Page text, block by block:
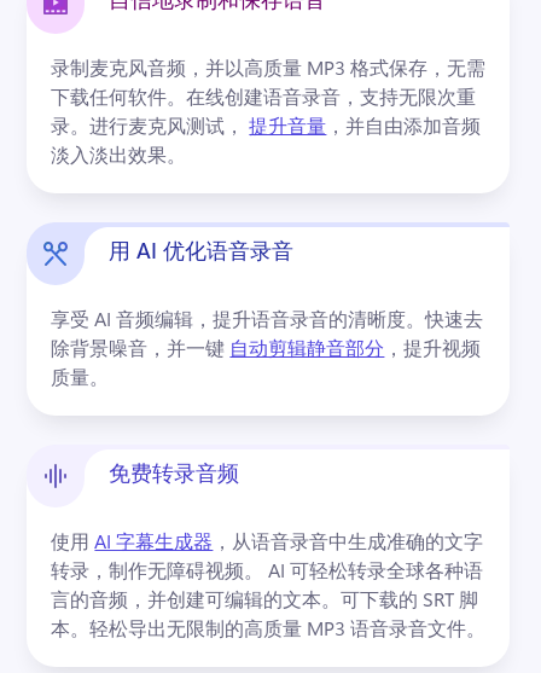
登录
免费试用
录制麦克风音频，并以高质量 MP3 格式保存，无需
下载任何软件。在线创建语音录音，支持无限次重
录。进行麦克风测试， 提升音量 ，并自由添加音频
淡入淡出效果。
用 AI 优化语音录音
享受 AI 音频编辑，提升语音录音的清晰度。快速去
除背景噪音，并一键 自动剪辑静音部分 ，提升视频
质量。
免费转录音频
使用 AI 字幕生成器 ，从语音录音中生成准确的文字
转录，制作无障碍视频。 AI 可轻松转录全球各种语
言的音频，并创建可编辑的文本。可下载的 SRT 脚
本。轻松导出无限制的高质量 MP3 语音录音文件。